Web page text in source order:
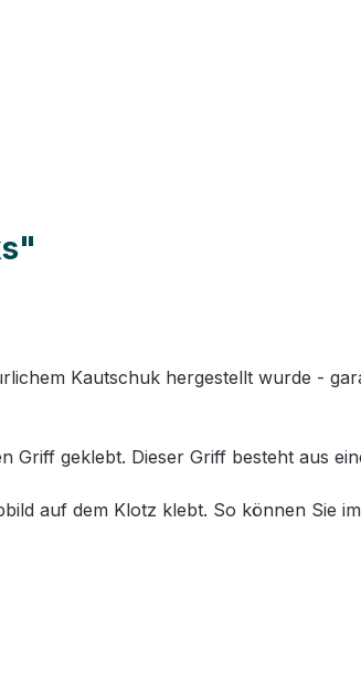
Kautschuk hergestellt wurde -
Griff geklebt. Dieser Griff besteht aus
auf dem Klotz klebt. So können Sie